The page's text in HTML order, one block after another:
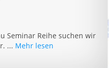
Seminar Reihe suchen wir
... Mehr lesen